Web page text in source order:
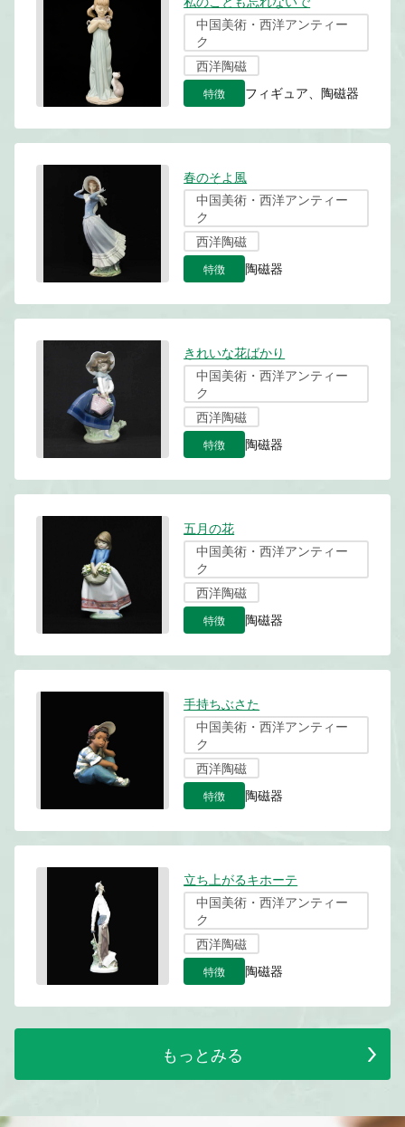
中国美術・西洋アンティー
ク
西洋陶磁
特徴 フィギュア、陶磁器
春のそよ風
中国美術・西洋アンティー
ク
西洋陶磁
特徴 陶磁器
きれいな花ばかり
中国美術・西洋アンティー
ク
西洋陶磁
特徴 陶磁器
五月の花
中国美術・西洋アンティー
ク
西洋陶磁
特徴 陶磁器
手持ちぶさた
中国美術・西洋アンティー
ク
西洋陶磁
特徴 陶磁器
立ち上がるキホーテ
中国美術・西洋アンティー
ク
西洋陶磁
特徴 陶磁器
もっとみる